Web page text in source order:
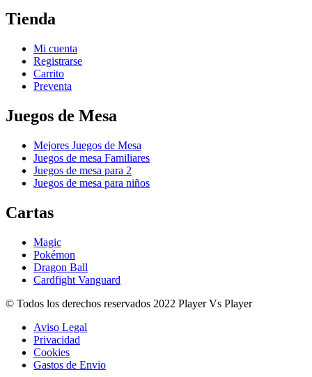
Tienda
Mi cuenta
Registrarse
Carrito
Preventa
Juegos de Mesa
Mejores Juegos de Mesa
Juegos de mesa Familiares
Juegos de mesa para 2
Juegos de mesa para niños
Cartas
Magic
Pokémon
Dragon Ball
Cardfight Vanguard
© Todos los derechos reservados 2022 Player Vs Player
Aviso Legal
Privacidad
Cookies
Gastos de Envio